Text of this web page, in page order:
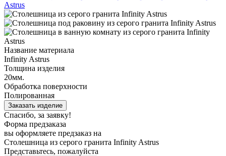
Название материала
Infinity Astrus
Толщина изделия
20мм.
Обработка поверхности
Полированная
Заказать изделие
Спасибо, за заявку!
Форма предзаказа
вы оформляете предзаказ на
Столешница из серого гранита Infinity Astrus
Представьтесь, пожалуйста